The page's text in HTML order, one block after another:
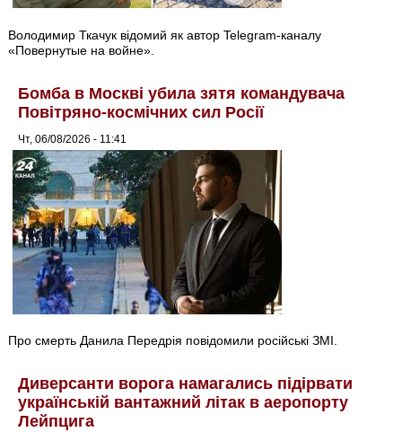
Володимир Ткачук відомий як автор Telegram-каналу
«Повернутые на войне».
Бомба в Москві убила зятя командувача
Повітряно-космічних сил Росії
Чт, 06/08/2026 - 11:41
Про смерть Данила Передрія повідомили російські ЗМІ.
Диверсанти ворога намагались підірвати
українській вантажний літак в аеропорту
Лейпцига